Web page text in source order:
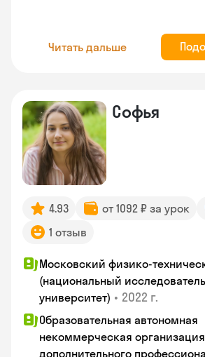
Читать дальше
Софья
4.93 от 1092 ₽ за урок
1 отзыв
Московский физико-
(национальный
университет) • 2022 г.
Образовательная автономная
некоммерческая организация
дополнительного